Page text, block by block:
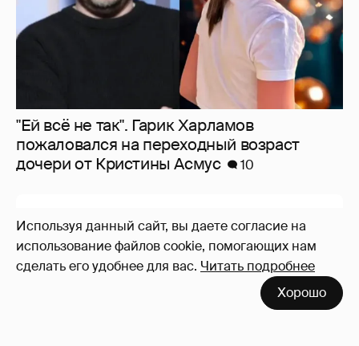
Используя данный сайт, вы даете согласие на
использование файлов cookie, помогающих нам
сделать его удобнее для вас. Читать подробнее
Хорошо
"Ей всё не так". Гарик Харламов
пожаловался на переходный возраст
дочери от Кристины Асмус
10